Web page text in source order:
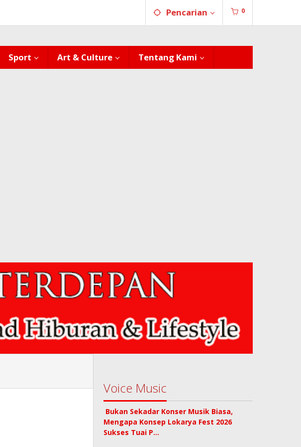
Pencarian 0
Sport Art & Culture Tentang Kami
Voice Music
Bukan Sekadar Konser Musik Biasa,
Mengapa Konsep Lokarya Fest 2026
Sukses Tuai P…